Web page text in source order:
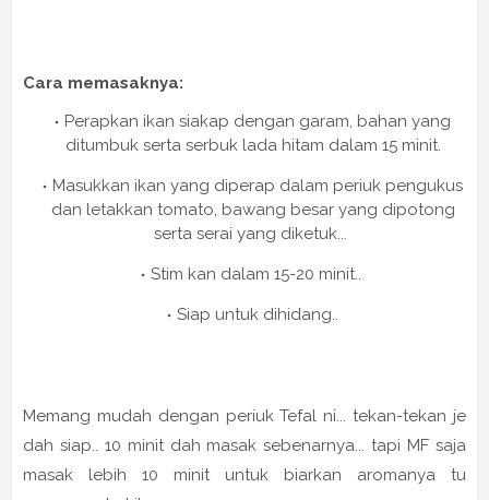
Cara memasaknya:
Perapkan ikan siakap dengan garam, bahan yang
ditumbuk serta serbuk lada hitam dalam 15 minit.
Masukkan ikan yang diperap dalam periuk pengukus
dan letakkan tomato, bawang besar yang dipotong
serta serai yang diketuk...
Stim kan dalam 15-20 minit..
Siap untuk dihidang..
Memang mudah dengan periuk Tefal ni... tekan-tekan je
dah siap.. 10 minit dah masak sebenarnya... tapi MF saja
masak lebih 10 minit untuk biarkan aromanya tu